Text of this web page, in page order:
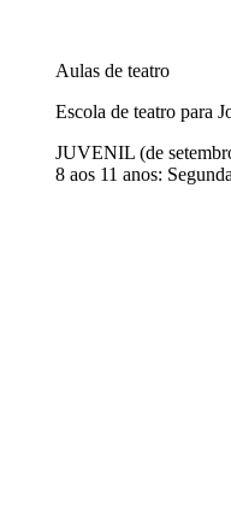
Aulas de teatro
Escola de teatro para
JUVENIL (de
8 aos 11 anos: